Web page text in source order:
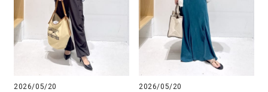
2026/05/20 2026/05/20